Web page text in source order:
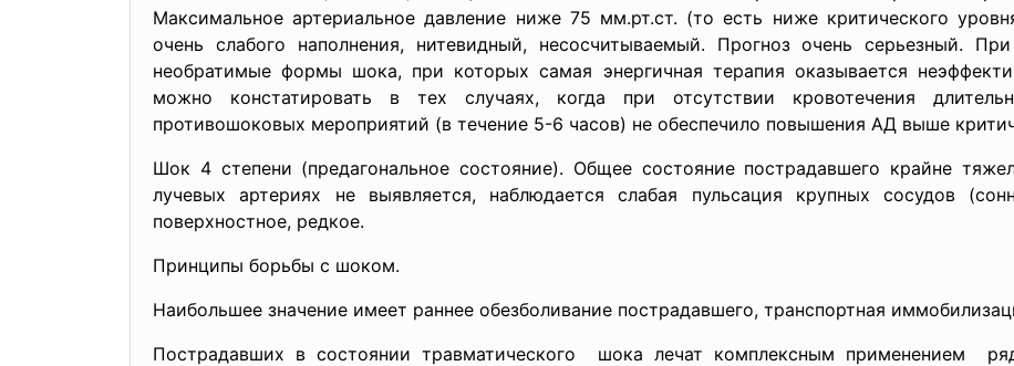
Максимальное артериальное давление ниже 75 мм.рт.ст. (то есть ниже критического
очень слабого наполнения, нитевидный, несосчитываемый. Прогноз очень серьезный.
необратимые формы шока, при которых самая энергичная терапия оказывается
можно констатировать в тех случаях, когда при отсутствии кровотечения
противошоковых мероприятий (в течение 5-6 часов) не обеспечило повышения АД выше
Шок 4 степени (предагональное состояние). Общее состояние пострадавшего крайне
лучевых артериях не выявляется, наблюдается слабая пульсация крупных сосудов
поверхностное, редкое.
Принципы борьбы с шоком.
Наибольшее значение имеет раннее обезболивание пострадавшего, транспортная
Пострадавших в состоянии травматического шока лечат комплексным применением